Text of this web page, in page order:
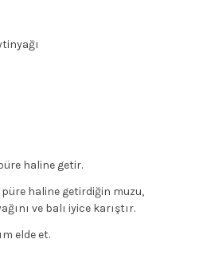
haline getir.
haline getirdiğin muzu,
ve balı iyice karıştır.
elde et.